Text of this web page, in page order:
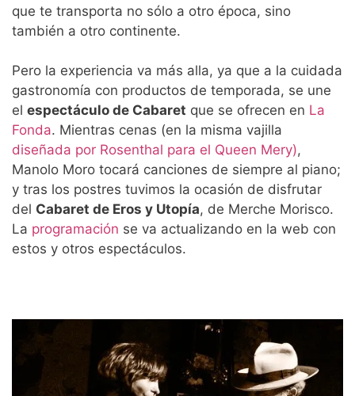
que te transporta no sólo a otro época, sino
también a otro continente.
Pero la experiencia va más alla, ya que a la cuidada
gastronomía con productos de temporada, se une
el espectáculo de Cabaret que se ofrecen en La
Fonda. Mientras cenas (en la misma vajilla
diseñada por Rosenthal para el Queen Mery),
Manolo Moro tocará canciones de siempre al piano;
y tras los postres tuvimos la ocasión de disfrutar
del Cabaret de Eros y Utopía, de Merche Morisco.
La programación se va actualizando en la web con
estos y otros espectáculos.